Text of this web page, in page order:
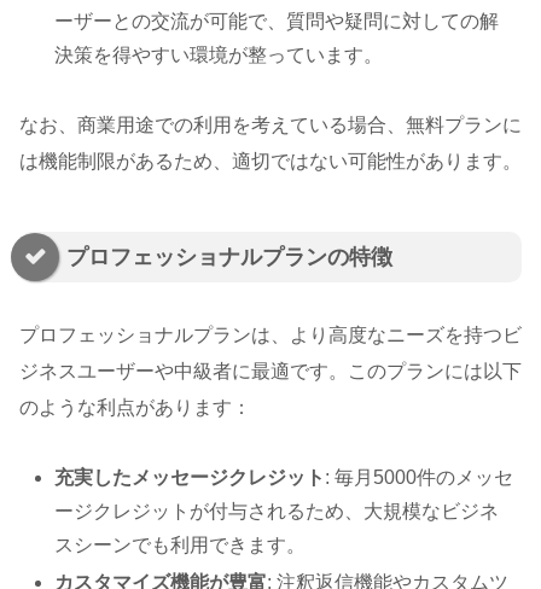
ーザーとの交流が可能で、質問や疑問に対しての解
決策を得やすい環境が整っています。
なお、商業用途での利用を考えている場合、無料プランに
は機能制限があるため、適切ではない可能性があります。
プロフェッショナルプランの特徴
プロフェッショナルプランは、より高度なニーズを持つビ
ジネスユーザーや中級者に最適です。このプランには以下
のような利点があります：
充実したメッセージクレジット : 毎月5000件のメッセ
ージクレジットが付与されるため、大規模なビジネ
スシーンでも利用できます。
カスタマイズ機能が豊富: 注釈返信機能やカスタムツ